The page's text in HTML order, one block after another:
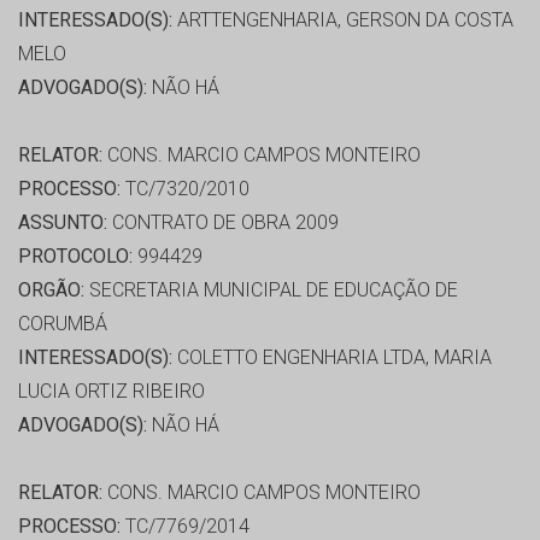
INTERESSADO(S): ARTTENGENHARIA, GERSON DA COSTA
MELO
ADVOGADO(S): NÃO HÁ
RELATOR: CONS. MARCIO CAMPOS MONTEIRO
PROCESSO: TC/7320/2010
ASSUNTO: CONTRATO DE OBRA 2009
PROTOCOLO: 994429
ORGÃO: SECRETARIA MUNICIPAL DE EDUCAÇÃO DE
CORUMBÁ
INTERESSADO(S): COLETTO ENGENHARIA LTDA, MARIA
LUCIA ORTIZ RIBEIRO
ADVOGADO(S): NÃO HÁ
RELATOR: CONS. MARCIO CAMPOS MONTEIRO
PROCESSO: TC/7769/2014